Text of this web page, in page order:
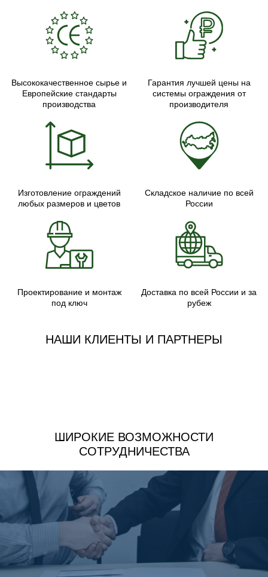
Высококачественное сырье и
Европейские стандарты
производства
Гарантия лучшей цены на
системы ограждения от
производителя
Изготовление ограждений
любых размеров и цветов
Складское наличие по всей
России
Проектирование и монтаж
под ключ
Доставка по всей России и за
рубеж
НАШИ КЛИЕНТЫ И ПАРТНЕРЫ
ШИРОКИЕ ВОЗМОЖНОСТИ
СОТРУДНИЧЕСТВА